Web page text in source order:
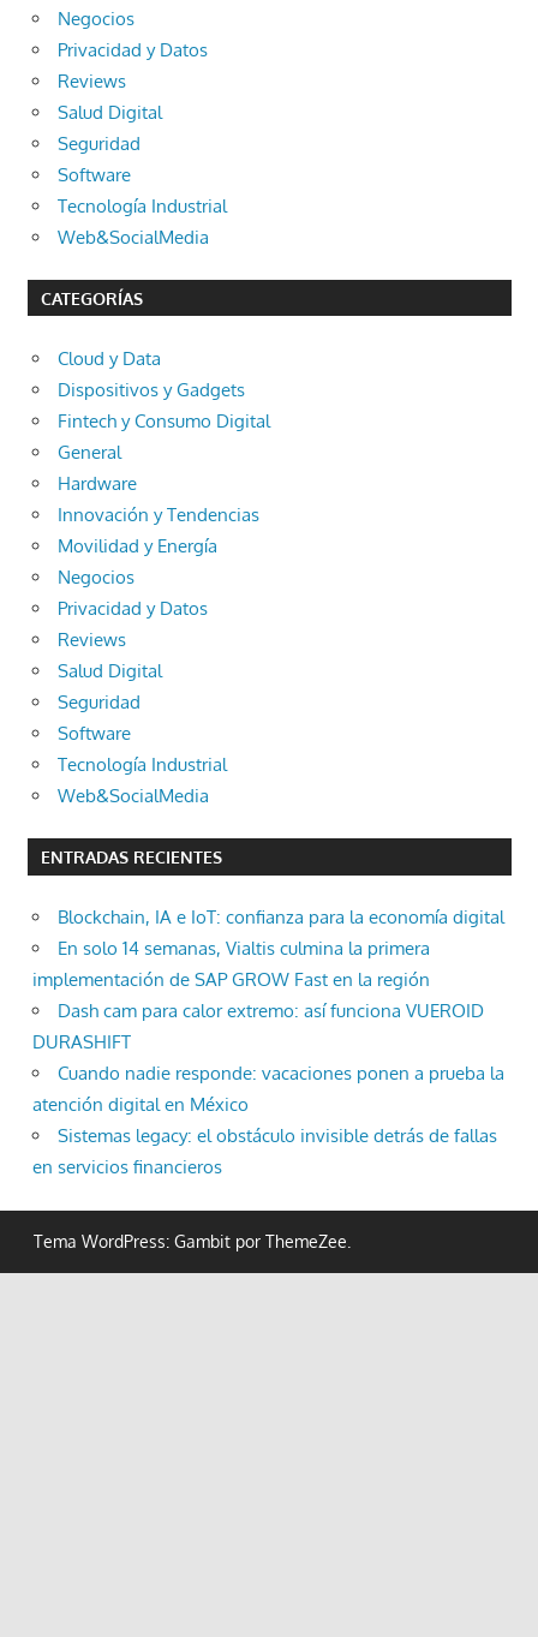
Negocios
Privacidad y Datos
Reviews
Salud Digital
Seguridad
Software
Tecnología Industrial
Web&SocialMedia
CATEGORÍAS
Cloud y Data
Dispositivos y Gadgets
Fintech y Consumo Digital
General
Hardware
Innovación y Tendencias
Movilidad y Energía
Negocios
Privacidad y Datos
Reviews
Salud Digital
Seguridad
Software
Tecnología Industrial
Web&SocialMedia
ENTRADAS RECIENTES
Blockchain, IA e IoT: confianza para la economía digital
En solo 14 semanas, Vialtis culmina la primera
implementación de SAP GROW Fast en la región
Dash cam para calor extremo: así funciona VUEROID
DURASHIFT
Cuando nadie responde: vacaciones ponen a prueba la
atención digital en México
Sistemas legacy: el obstáculo invisible detrás de fallas
en servicios financieros
Tema WordPress: Gambit por ThemeZee.